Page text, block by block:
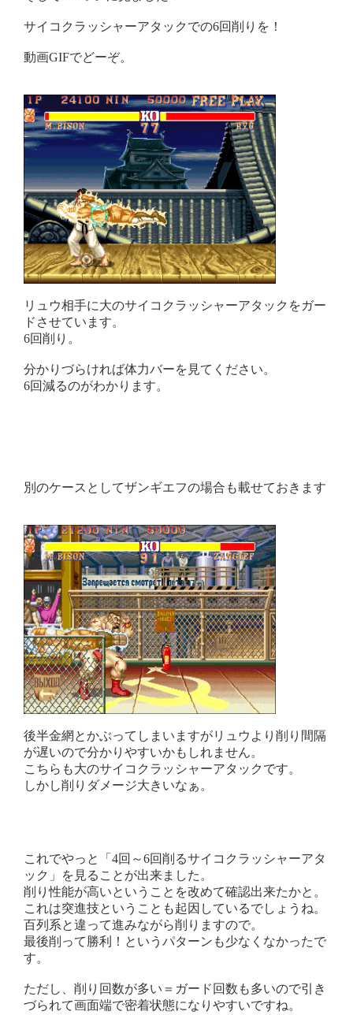
サイコクラッシャーアタックでの6回削りを！
動画GIFでどーぞ。
リュウ相手に大のサイコクラッシャーアタックをガー
ドさせています。
6回削り。
分かりづらければ体力バーを見てください。
6回減るのがわかります。
別のケースとしてザンギエフの場合も載せておきます
後半金網とかぶってしまいますがリュウより削り間隔
が遅いので分かりやすいかもしれません。
こちらも大のサイコクラッシャーアタックです。
しかし削りダメージ大きいなぁ。
これでやっと「4回～6回削るサイコクラッシャーアタ
ック」を見ることが出来ました。
削り性能が高いということを改めて確認出来たかと。
これは突進技ということも起因しているでしょうね。
百列系と違って進みながら削りますので。
最後削って勝利！というパターンも少なくなかったで
す。
ただし、削り回数が多い＝ガード回数も多いので引き
づられて画面端で密着状態になりやすいですね。